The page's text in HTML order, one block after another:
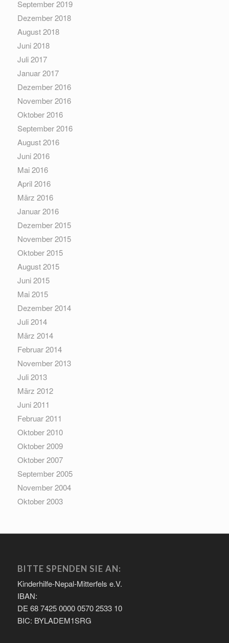
September 2019
Dezember 2018
August 2018
Juni 2018
Juli 2017
Januar 2017
Dezember 2016
November 2016
Oktober 2016
September 2016
August 2016
Juni 2016
Mai 2016
April 2016
März 2016
Januar 2016
Dezember 2015
November 2015
Oktober 2015
August 2015
Juni 2015
Mai 2015
Dezember 2014
Juli 2014
März 2014
Februar 2014
November 2013
Juli 2013
März 2012
Juni 2011
Februar 2011
Oktober 2010
Oktober 2009
Oktober 2007
September 2005
November 2004
Oktober 2003
BITTE SPENDEN SIE AN:
Kinderhilfe-Nepal-Mitterfels e.V.
IBAN:
DE 68 7425 0000 0570 2533 10
BIC: BYLADEM1SRG